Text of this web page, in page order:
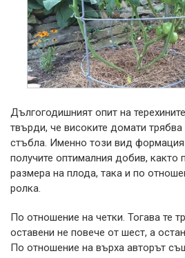
Дългогодишният опит на
твърди, че високите домати
стъбла. Именно този вид
получите оптималния добив, както
размера на плода, така и по
ролка.
По отношение на четки. Тогава те
оставени не повече от шест, а
По отношение на върха авторът